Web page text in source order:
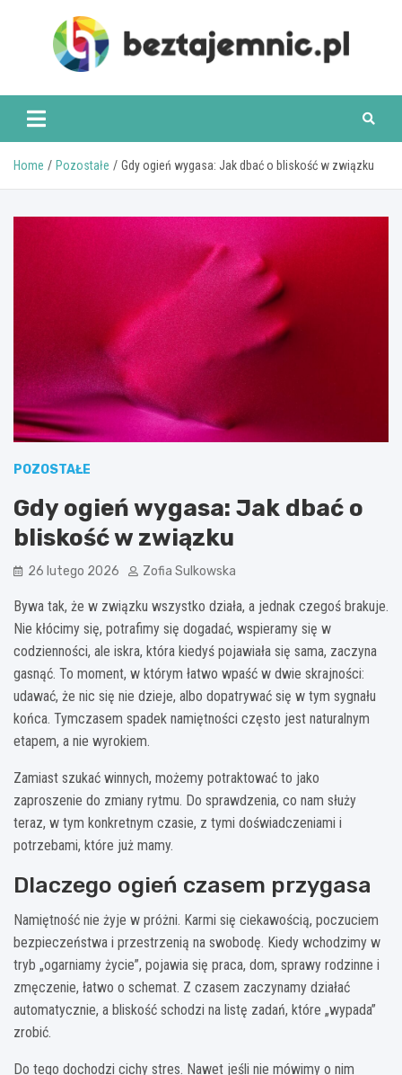
beztajemnic.pl
Home Pozostałe Gdy ogień wygasa: Jak dbać o bliskość w związku
POZOSTAŁE
Gdy ogień wygasa: Jak dbać o
bliskość w związku
26 lutego 2026 Zofia Sulkowska
Bywa tak, że w związku wszystko działa, a jednak czegoś brakuje.
Nie kłócimy się, potrafimy się dogadać, wspieramy się w
codzienności, ale iskra, która kiedyś pojawiała się sama, zaczyna
gasnąć. To moment, w którym łatwo wpaść w dwie skrajności:
udawać, że nic się nie dzieje, albo dopatrywać się w tym sygnału
końca. Tymczasem spadek namiętności często jest naturalnym
etapem, a nie wyrokiem.
Zamiast szukać winnych, możemy potraktować to jako
zaproszenie do zmiany rytmu. Do sprawdzenia, co nam służy
teraz, w tym konkretnym czasie, z tymi doświadczeniami i
potrzebami, które już mamy.
Dlaczego ogień czasem przygasa
Namiętność nie żyje w próżni. Karmi się ciekawością, poczuciem
bezpieczeństwa i przestrzenią na swobodę. Kiedy wchodzimy w
tryb „ogarniamy życie”, pojawia się praca, dom, sprawy rodzinne i
zmęczenie, łatwo o schemat. Z czasem zaczynamy działać
automatycznie, a bliskość schodzi na listę zadań, które „wypada”
zrobić.
Do tego dochodzi cichy stres. Nawet jeśli nie mówimy o nim